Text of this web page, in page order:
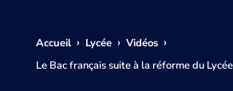
Accueil › Lycée › Vidéos ›
Le Bac français suite à la réforme du Lycée